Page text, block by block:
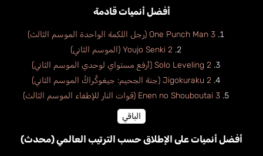
أفضل أنميات قادمة
One Punch Man 3 (رجل اللكمة الواحدة الموسم الثالث)
Youjo Senki 2 (الموسم الثاني)
Solo Leveling 2 (أرفع مستواي لوحدي الموسم الثاني)
Jigokuraku 2 (جنة الجحيم: جيغوكُراكُ الموسم الثاني)
Enen no Shouboutai 3 (قوات النار للإطفاء الموسم الثالث)
الباقي
أفضل أنميات على الإطلاق حسب الترتيب العالمي (محدث)